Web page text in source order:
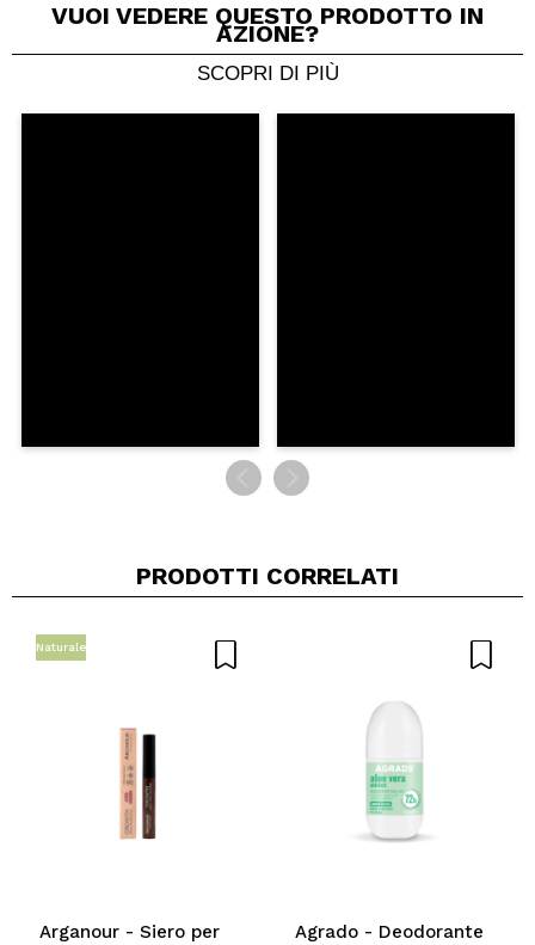
Condividi un video o una foto
Il tuo video potrebbe essere il primo. Immaginalo...
VUOI VEDERE QUESTO PRODOTTO IN
AZIONE?
SCOPRI DI PIÙ
PRODOTTI CORRELATI
Naturale
Arganour - Siero per
Agrado - Deodorante